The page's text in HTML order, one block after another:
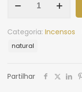
Categoria: Incensos
natural
Partilhar